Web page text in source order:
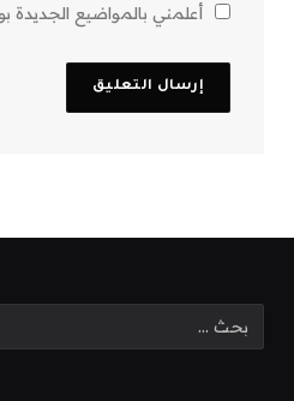
أعلمني بالمواضيع الجديدة